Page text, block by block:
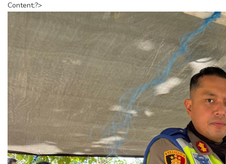
Content;?>